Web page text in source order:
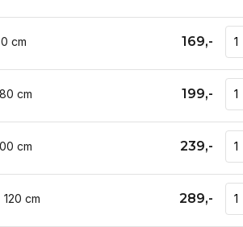
cm 169,-
cm 199,-
cm 239,-
cm 289,-